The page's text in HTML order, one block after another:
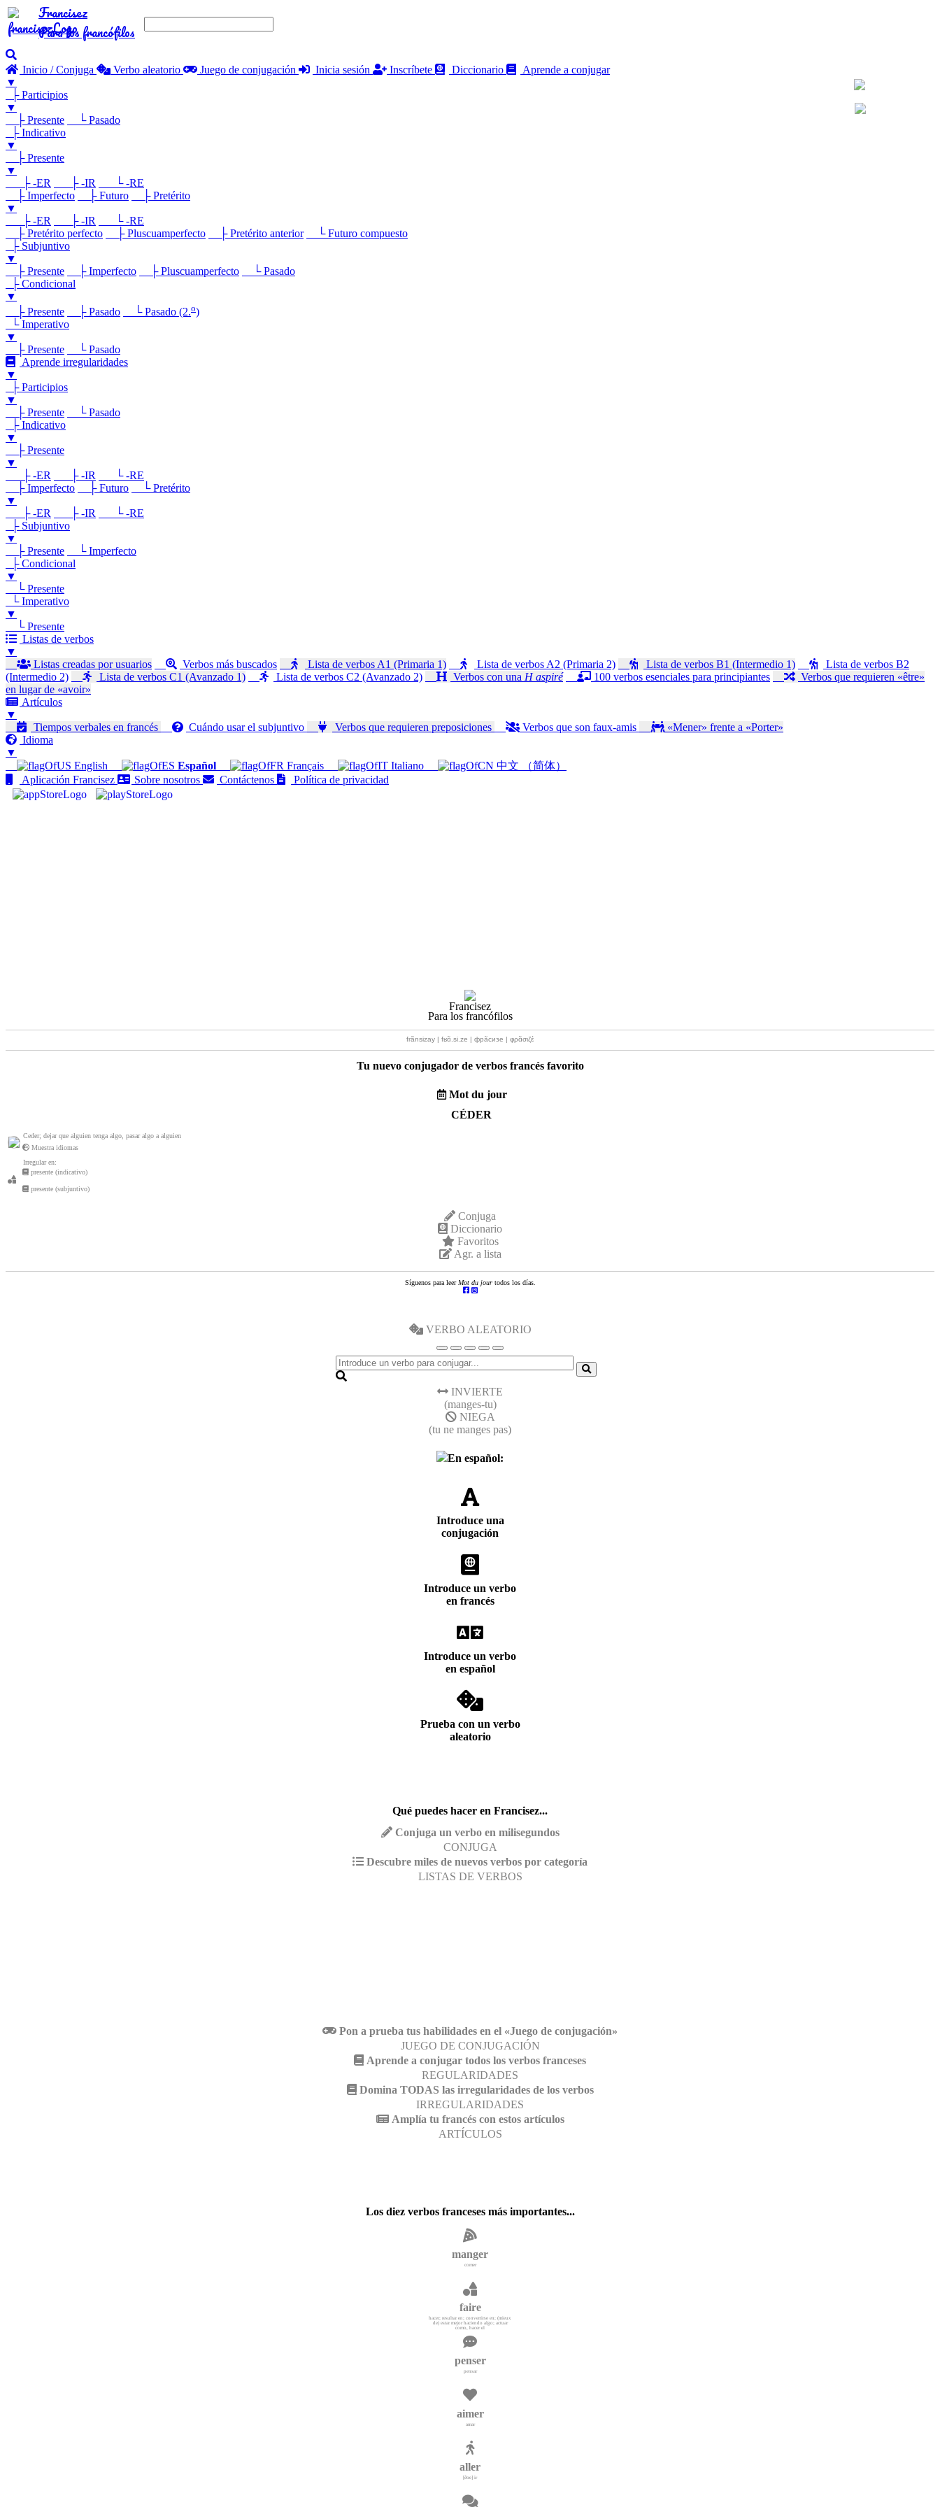
Francisez
Para los francófilos
Inicio / Conjuga Verbo aleatorio Juego de conjugación Inicia sesión Inscríbete Diccionario
Aprende a conjugar
▼
├ Participios
▼
├ Presente
└ Pasado
├ Indicativo
▼
├ Presente
▼
├ -ER
├ -IR
└ -RE
├ Imperfecto
├ Futuro
├ Pretérito
▼
├ -ER
├ -IR
└ -RE
├ Pretérito perfecto
├ Pluscuamperfecto ├ Pretérito anterior
└ Futuro compuesto
├ Subjuntivo
▼
├ Presente
├ Imperfecto ├ Pluscuamperfecto
└ Pasado
├ Condicional
▼
├ Presente
├ Pasado └ Pasado (2.o)
└ Imperativo
▼
├ Presente
└ Pasado
Aprende irregularidades
▼
├ Participios
▼
├ Presente
└ Pasado
├ Indicativo
▼
├ Presente
▼
├ -ER
├ -IR
└ -RE
├ Imperfecto
├ Futuro
└ Pretérito
▼
├ -ER
├ -IR
└ -RE
├ Subjuntivo
▼
├ Presente
└ Imperfecto
├ Condicional
▼
└ Presente
└ Imperativo
▼
└ Presente
Listas de verbos
▼
Listas creadas por usuarios
Verbos más buscados Lista de verbos A1 (Primaria 1) Lista de verbos A2 (Primaria 2) Lista de verbos B1 (Intermedio 1)
Lista de verbos B2
(Intermedio 2)
Lista de verbos C1 (Avanzado 1) Lista de verbos C2 (Avanzado 2) Verbos con una H aspiré 100 verbos esenciales para principiantes
Verbos que requieren «être»
en lugar de «avoir»
Artículos
▼
Tiempos verbales en francés
Cuándo usar el subjuntivo Verbos que requieren preposiciones Verbos que son faux-amis
«Mener» frente a «Porter»
Idioma
▼
English
Español Français Italiano
中文 （简体）
Aplicación Francisez
Sobre nosotros Contáctenos Política de privacidad
Francisez
Para los francófilos
frãnsizay | fʁɑ̃.si.ze | фрãсизе | φρɑ̃σιζέ
Tu nuevo conjugador de verbos francés favorito
Mot du jour
CÉDER
Ceder; dejar que alguien tenga algo, pasar algo a alguien
Muestra idiomas
Irregular en:
presente (indicativo)
presente (subjuntivo)
Conjuga
Diccionario
Favoritos
Agr. a lista
Síguenos para leer Mot du jourtodos los días.
VERBO ALEATORIO
INVIERTE
(manges-tu)
NIEGA
(tu ne manges pas)
En español:
Introduce una
conjugación
Introduce un verbo
en francés
Introduce un verbo
en español
Prueba con un verbo
aleatorio
Qué puedes hacer en Francisez...
Conjuga un verbo en milisegundos
CONJUGA
Descubre miles de nuevos verbos por categoría
LISTAS DE VERBOS
Pon a prueba tus habilidades en el «Juego de conjugación»
JUEGO DE CONJUGACIÓN
Aprende a conjugar todos los verbos franceses
REGULARIDADES
Domina TODAS las irregularidades de los verbos
IRREGULARIDADES
Amplía tu francés con estos artículos
ARTÍCULOS
Los diez verbos franceses más importantes...
manger
comer
faire
hacer; resultar en; convertirse en; (mieux
de) estar mejor haciendo algo; actuar
como, hacer el
penser
pensar
aimer
amar
aller
[être] ir